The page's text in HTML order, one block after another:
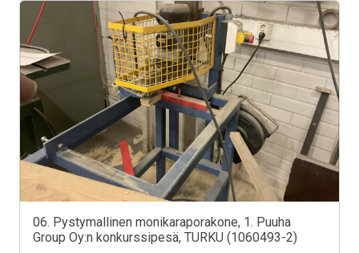
06. Pystymallinen monikaraporakone, 1. Puuha
Group Oy:n konkurssipesä, TURKU (1060493-2)